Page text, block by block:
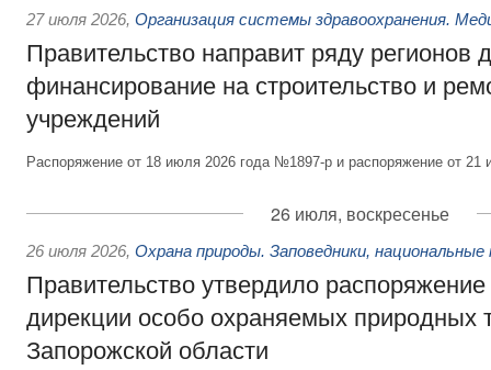
27 июля 2026, Организация системы здравоохранения.
Правительство направит ряду регионов
финансирование на строительство и
учреждений
Распоряжение от 18 июля 2026 года №1897-р и распоряжение от
26 июля, воскресенье
26 июля 2026, Охрана природы. Заповедники, национальные
Правительство утвердило
дирекции особо охраняемых природных
Запорожской области